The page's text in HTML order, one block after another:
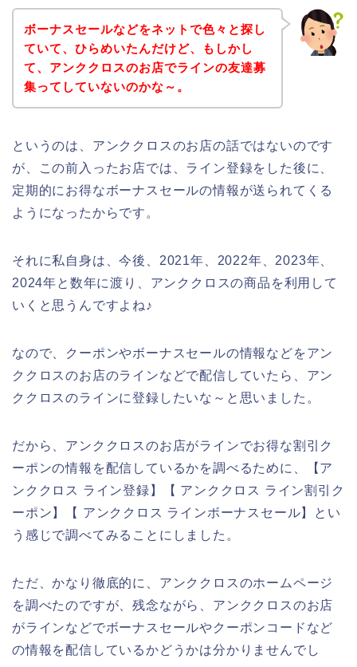
ボーナスセールなどをネットで色々と探し
ていて、ひらめいたんだけど、もしかし
て、アンククロスのお店でラインの友達募
集ってしていないのかな～。
というのは、アンククロスのお店の話ではないのです
が、この前入ったお店では、ライン登録をした後に、
定期的にお得なボーナスセールの情報が送られてくる
ようになったからです。
それに私自身は、今後、2021年、2022年、2023年、
2024年と数年に渡り、アンククロスの商品を利用して
いくと思うんですよね♪
なので、クーポンやボーナスセールの情報などをアン
ククロスのお店のラインなどで配信していたら、アン
ククロスのラインに登録したいな～と思いました。
だから、アンククロスのお店がラインでお得な割引ク
ーポンの情報を配信しているかを調べるために、【ア
ンククロス ライン登録】【 アンククロス ライン割引ク
ーポン】【 アンククロス ラインボーナスセール】とい
う感じで調べてみることにしました。
ただ、かなり徹底的に、アンククロスのホームページ
を調べたのですが、残念ながら、アンククロスのお店
がラインなどでボーナスセールやクーポンコードなど
の情報を配信しているかどうかは分かりませんでし